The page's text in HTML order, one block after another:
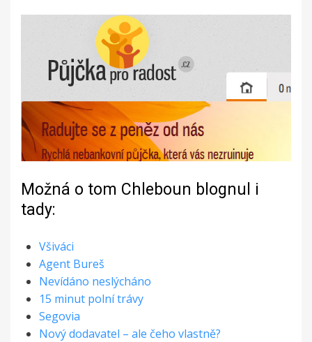
Možná o tom Chleboun blognul i
tady:
Všiváci
Agent Bureš
Nevídáno neslýcháno
15 minut polní trávy
Segovia
Nový dodavatel – ale čeho vlastně?